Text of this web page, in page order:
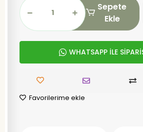
Sepete
Ekle
WHATSAPP İLE
Favorilerime ekle